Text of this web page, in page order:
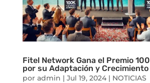
Fitel Network Gana el Premio
por su Adaptación y
por admin | Jul 19, 2024| NOTICIAS